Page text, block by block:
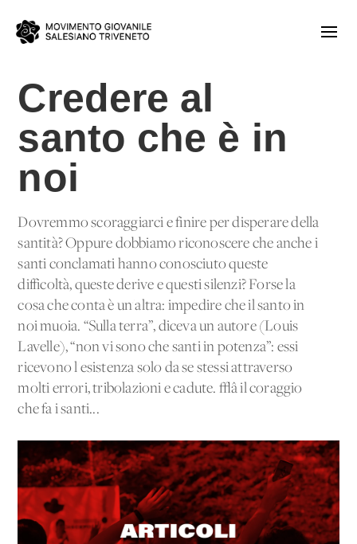
Credere al
santo che è in
noi
Dovremmo scoraggiarci e finire per disperare della
santità? Oppure dobbiamo riconoscere che anche i
santi conclamati hanno conosciuto queste
difficoltà, queste derive e questi silenzi? Forse la
cosa che conta è un'altra: impedire che il santo in
noi muoia. “Sulla terra”, diceva un autore (Louis
Lavelle), “non vi sono che santi in potenza”: essi
ricevono l'esistenza solo da se stessi attraverso
molti errori, tribolazioni e cadute. √â il coraggio
che fa i santi...